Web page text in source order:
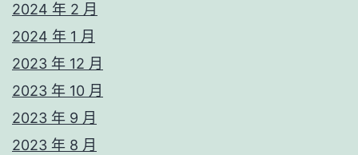
2024 年 2 月
2024 年 1 月
2023 年 12 月
2023 年 10 月
2023 年 9 月
2023 年 8 月